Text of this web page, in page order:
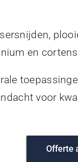
en
voor
Offerte